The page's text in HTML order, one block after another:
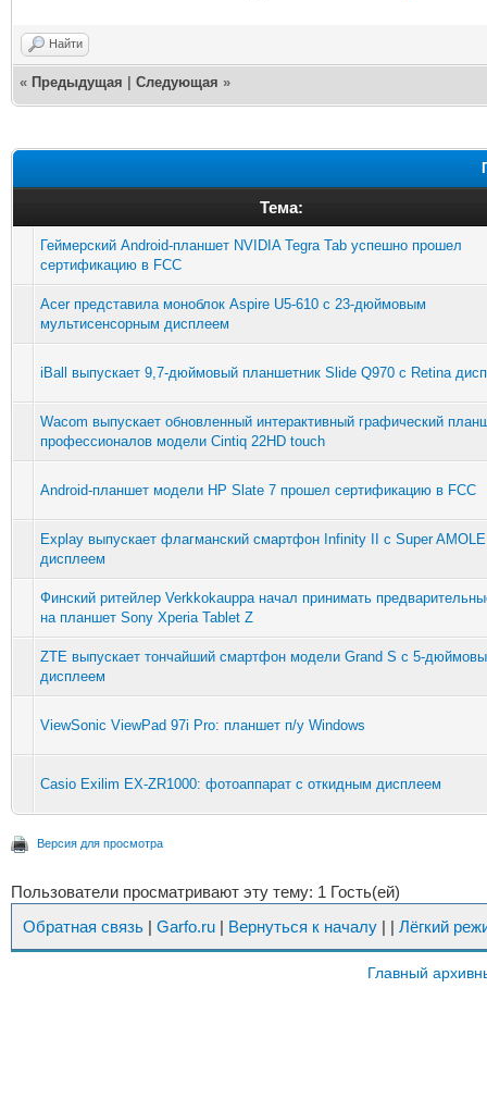
Найти
« Предыдущая Следующая »
Тема:
Геймерский Android-планшет NVIDIA Tegra Tab успешно прошел
сертификацию в FCC
Acer представила моноблок Aspire U5-610 с 23-дюймовым
мультисенсорным дисплеем
iBall выпускает 9,7-дюймовый планшетник Slide Q970 с Retina
Wacom выпускает обновленный интерактивный графический
профессионалов модели Cintiq 22HD touch
Android-планшет модели HP Slate 7 прошел сертификацию в FCC
Explay выпускает флагманский смартфон Infinity II с Super
дисплеем
Финский ритейлер Verkkokauppa начал принимать
на планшет Sony Xperia Tablet Z
ZTE выпускает тончайший смартфон модели Grand S с 5-
дисплеем
ViewSonic ViewPad 97i Pro: планшет п/у Windows
Casio Exilim EX-ZR1000: фотоаппарат с откидным дисплеем
Версия для просмотра
Пользователи просматривают эту тему: 1 Гость(ей)
Обратная связь | Garfo.ru | Вернуться к началу | | Лёгкий
Главный